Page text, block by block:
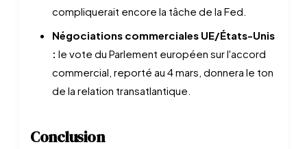
compliquerait encore la tâche de la Fed.
Négociations commerciales UE/États-Unis
: le vote du Parlement européen sur l'accord
commercial, reporté au 4 mars, donnera le ton
de la relation transatlantique.
Conclusion